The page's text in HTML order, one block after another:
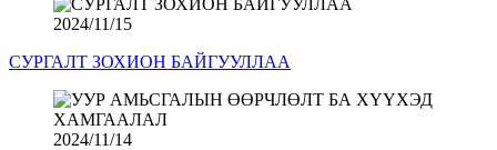
2024/11/15
СУРГАЛТ ЗОХИОН БАЙГУУЛЛАА
2024/11/14